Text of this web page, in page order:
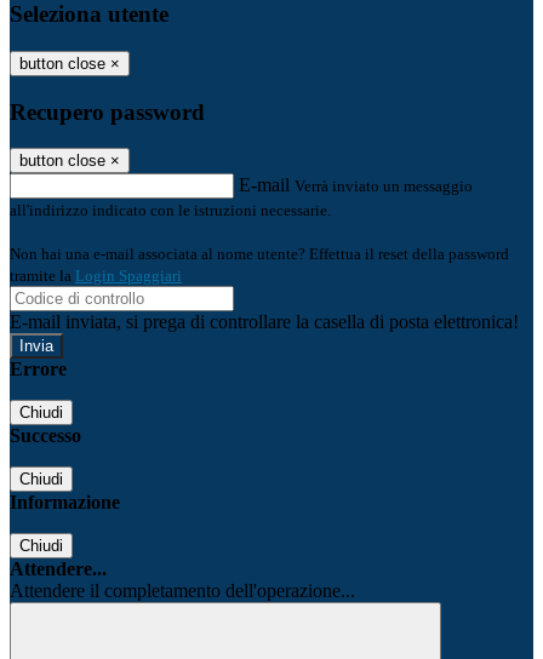
Seleziona utente
button close ×
Recupero password
button close ×
E-mail Verrà inviato un messaggio
all'indirizzo indicato con le istruzioni necessarie.
Non hai una e-mail associata al nome utente? Effettua il reset della password
tramite la Login Spaggiari
E-mail inviata, si prega di controllare la casella di posta elettronica!
Errore
Chiudi
Successo
Chiudi
Informazione
Chiudi
Attendere...
Attendere il completamento dell'operazione...